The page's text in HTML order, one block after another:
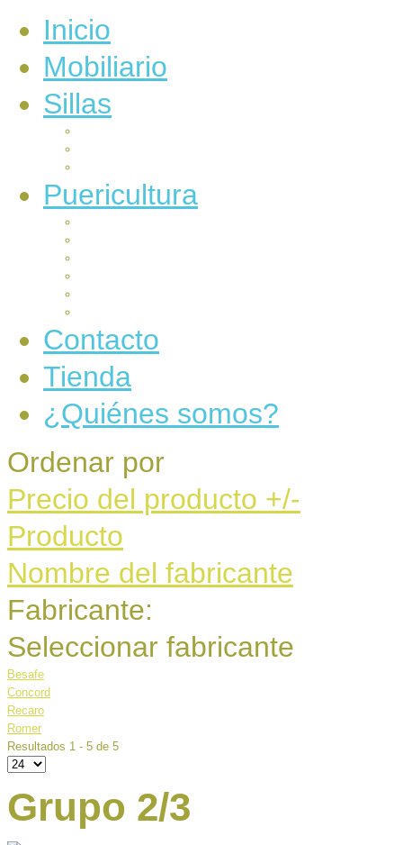
Inicio
Mobiliario
Sillas
Puericultura
Contacto
Tienda
¿Quiénes somos?
Ordenar por
Precio del producto +/-
Producto
Nombre del fabricante
Fabricante:
Seleccionar fabricante
Besafe
Concord
Recaro
Romer
Resultados 1 - 5 de 5
Grupo 2/3